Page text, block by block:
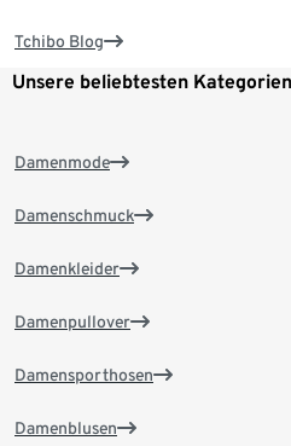
Tchibo Blog
Unsere beliebtesten Kategorien
Damenmode
Damenschmuck
Damenkleider
Damenpullover
Damensporthosen
Damenblusen